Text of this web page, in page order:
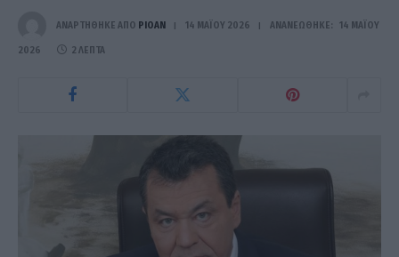
ΑΝΑΡΤΗΘΗΚΕ ΑΠΟ PIOAN 14 ΜΑΪ́ΟΥ 2026 ΑΝΑΝΕΏΘΗΚΕ: 14 ΜΑΪ́ΟΥ
2026 2 ΛΕΠΤΆ